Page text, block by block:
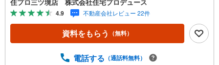
報も多数ございますので、お気軽にお問合せ下さい！ -------
------- 弊社独自の住宅ローン提案システム 弊社ではファイ
ナンシャル専門スタッフによる【丁寧な資金アドバイス】
【ファイナンシャルプラン提案書の作成】を随時行ってお
ン残高】【住宅購入者だけが加入できる無料の生命保険】
4.9 不動産会社レビュー 22件
資料をもらう （無料）
電話する （通話料無料）